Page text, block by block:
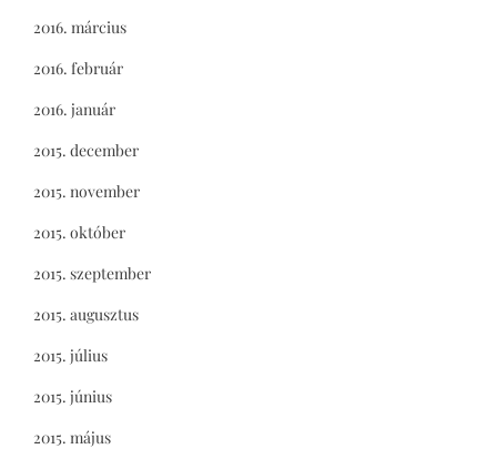
2016. március
2016. február
2016. január
2015. december
2015. november
2015. október
2015. szeptember
2015. augusztus
2015. július
2015. június
2015. május